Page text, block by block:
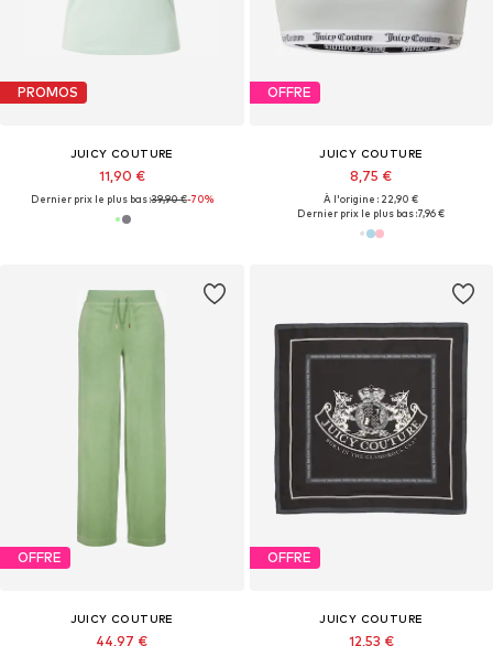
PROMOS
JUICY COUTURE
11,90 €
Dernier prix le plus bas :39,90 €-70%
OFFRE
JUICY COUTURE
8,75 €
À l'origine : 22,90 €
Dernier prix le plus bas :7,96 €
OFFRE
JUICY COUTURE
44,97 €
OFFRE
JUICY COUTURE
12,53 €